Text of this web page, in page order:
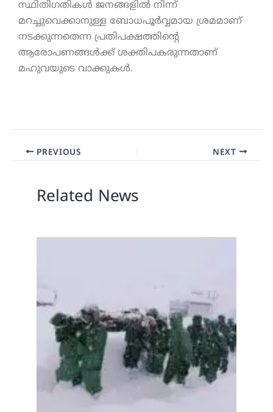
സ്ഥിതിഗതികൾ ജനങ്ങളിൽ നിന്ന്
മറച്ചുവെക്കാനുള്ള ബോധപൂർവ്വമായ ശ്രമമാണ്
നടക്കുന്നതെന്ന പ്രതിപക്ഷത്തിന്റെ
ആരോപണങ്ങൾക്ക് ശക്തിപകരുന്നതാണ്
മഹുവയുടെ വാക്കുകൾ.
PREVIOUS NEXT
Related News